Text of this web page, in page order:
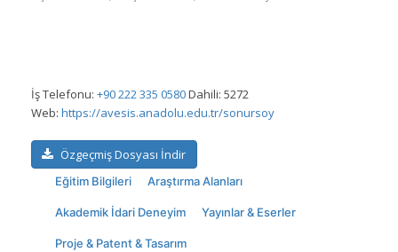
İş Telefonu: +90 222 335 0580Dahili: 5272
Web: https://avesis.anadolu.edu.tr/sonursoy
Özgeçmiş Dosyası İndir
Eğitim Bilgileri Araştırma Alanları
Akademik İdari Deneyim Yayınlar & Eserler
Proje & Patent & Tasarım